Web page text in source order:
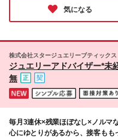
超過分の残業
ト・パー
に差異はあ
場合、面接
く可能性が
職場です。憧
気になる
株式会社スタージュエリーブティックス
ジュエリーアドバイザー*未
無
毎月3連休×残業ほぼなし×ノルマ
心にゆとりがあるから、接客も